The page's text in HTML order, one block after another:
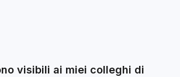
visibili ai miei colleghi di